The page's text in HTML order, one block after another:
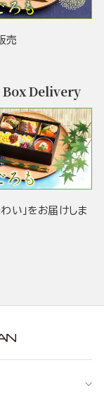
売
Delivery
い」をお届けしま